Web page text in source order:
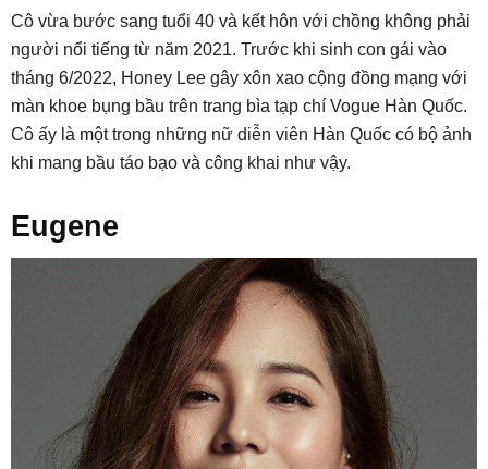
Cô vừa bước sang tuổi 40 và kết hôn với chồng không phải
người nổi tiếng từ năm 2021. Trước khi sinh con gái vào
tháng 6/2022, Honey Lee gây xôn xao cộng đồng mạng với
màn khoe bụng bầu trên trang bìa tạp chí Vogue Hàn Quốc.
Cô ấy là một trong những nữ diễn viên Hàn Quốc có bộ ảnh
khi mang bầu táo bạo và công khai như vậy.
Eugene